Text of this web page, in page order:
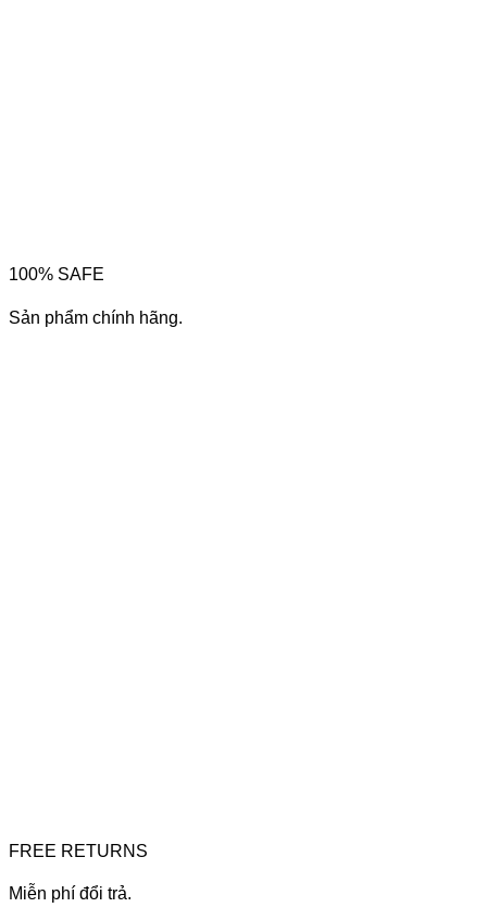
100% SAFE
Sản phẩm chính hãng.
FREE RETURNS
Miễn phí đổi trả.